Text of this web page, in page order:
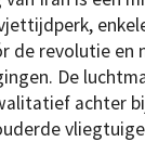
de revolutie en
De
achter